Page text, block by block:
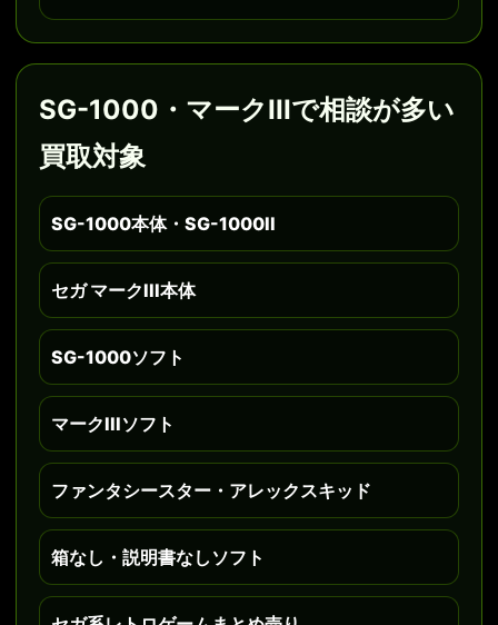
SG-1000・マークIIIで相談が多い
買取対象
SG-1000本体・SG-1000II
セガ マークIII本体
SG-1000ソフト
マークIIIソフト
ファンタシースター・アレックスキッド
箱なし・説明書なしソフト